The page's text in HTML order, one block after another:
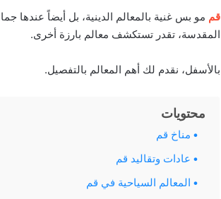
قم مو بس غنية بالمعالم الدينية، بل أيضاً عندها
المقدسة، تقدر تستكشف معالم بارزة أخرى.
بالأسفل، نقدم لك أهم المعالم بالتفصيل.
محتويات
مناخ قم
عادات وتقاليد قم
المعالم السياحية في قم